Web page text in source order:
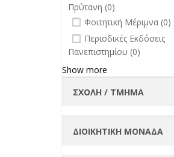
Πρύτανη (0)
undefined
Φοιτητική Μέριμνα (0)
undefined
Περιοδικές Εκδόσεις
Πανεπιστημίου (0)
Show more